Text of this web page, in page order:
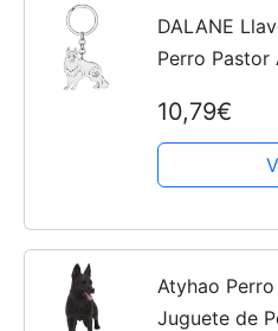
DALANE
Perro Pastor
Coche
(Pastor
10,79€
Atyhao
Juguete de